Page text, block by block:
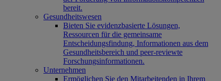
bereit.
Gesundheitswesen
Bieten Sie evidenzbasierte Lösungen,
Ressourcen für die gemeinsame
Entscheidungsfindung, Informationen aus dem
Gesundheitsbereich und peer-reviewte
Forschungsinformationen.
Unternehmen
Ermöglichen Sie den Mitarbeitenden in Ihrem